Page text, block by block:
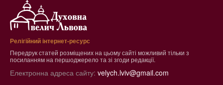
Релігійний інтернет-ресурс
Передрук статей розміщених на цьому сайті можливий тільки з
посиланням на першоджерело та зі згоди редакції.
Електронна адреса сайту: velych.lviv@gmail.com